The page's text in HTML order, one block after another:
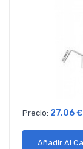
Precio: 27,06 €
Añadir Al